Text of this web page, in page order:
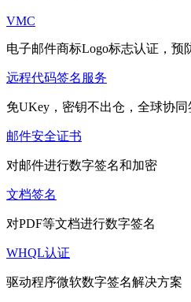
VMC
电子邮件商标Logo标志认证，预
远程代码签名服务
免UKey，密钥不出仓，全球协同
邮件安全证书
对邮件进行数字签名和加密
文档签名
对PDF等文档进行数字签名
WHQL认证
驱动程序微软数字签名解决方案